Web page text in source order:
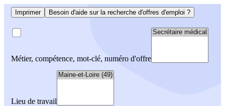
Imprimer Besoin d'aide sur la recherche d'offres d'emploi ?
Métier, compétence, mot-clé, numéro d'offre
Lieu de travail